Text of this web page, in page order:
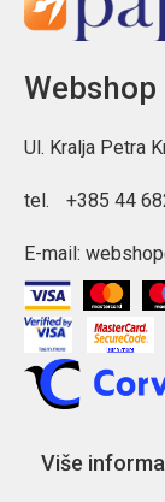
Ul. Kralja Petra
tel. +385 44
E-mail:
Više